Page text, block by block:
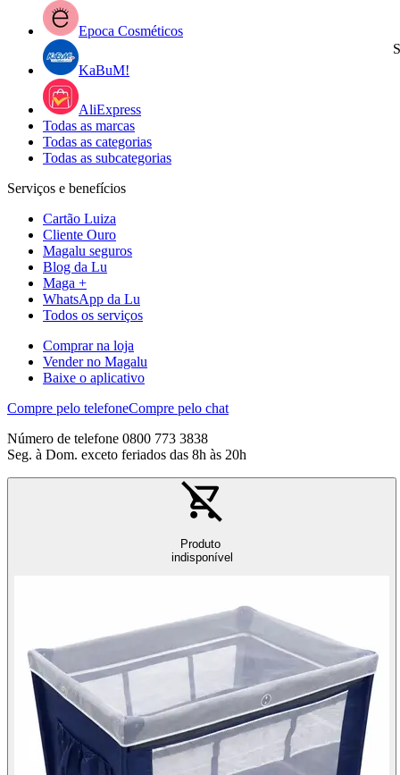
Epoca Cosméticos
KaBuM!
AliExpress
Todas as marcas
Todas as categorias
Todas as subcategorias
Serviços e benefícios
Cartão Luiza
Cliente Ouro
Magalu seguros
Blog da Lu
Maga +
WhatsApp da Lu
Todos os serviços
Comprar na loja
Vender no Magalu
Baixe o aplicativo
Compre pelo telefoneCompre pelo chat
Número de telefone 0800 773 3838
Seg. à Dom. exceto feriados das 8h às 20h
Produto
indisponível